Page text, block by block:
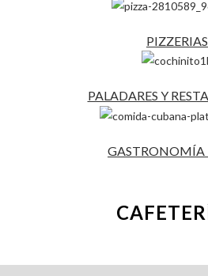
PIZZERIAS
PALADARES Y
GASTRONOMÍA